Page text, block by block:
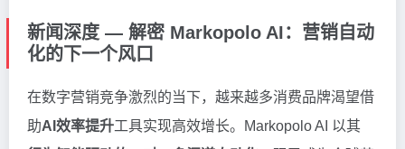
新闻深度 — 解密 Markopolo AI：营销自动
化的下一个风口
在数字营销竞争激烈的当下，越来越多消费品牌渴望借
助AI效率提升工具实现高效增长。Markopolo AI 以其